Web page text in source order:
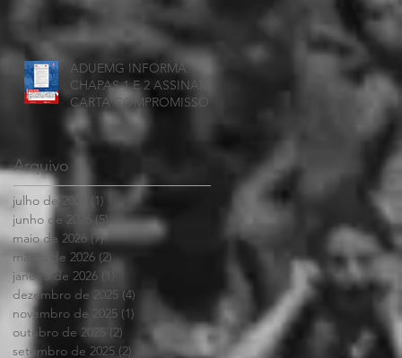
ADUEMG INFORMA:
CHAPAS 1 E 2 ASSINAM
CARTA COMPROMISSO
Arquivo
julho de 2026 (1) 1 post
junho de 2026
(5)5 posts
maio de 2026 (7)7 posts
março de 2026 (2)2 posts
janeiro de 2026
dezembro de 2025 (4)
novembro de 2025 (1) 1 post
outubro de 2025 (2)
setembro de 2025 (2) 2 posts